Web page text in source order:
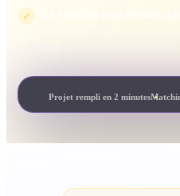
✓
Projet rempli en 2 minutes